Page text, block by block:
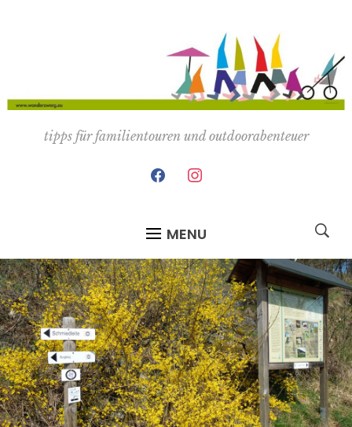
tipps für familientouren und outdoorabenteuer
facebookinstagram
MENU